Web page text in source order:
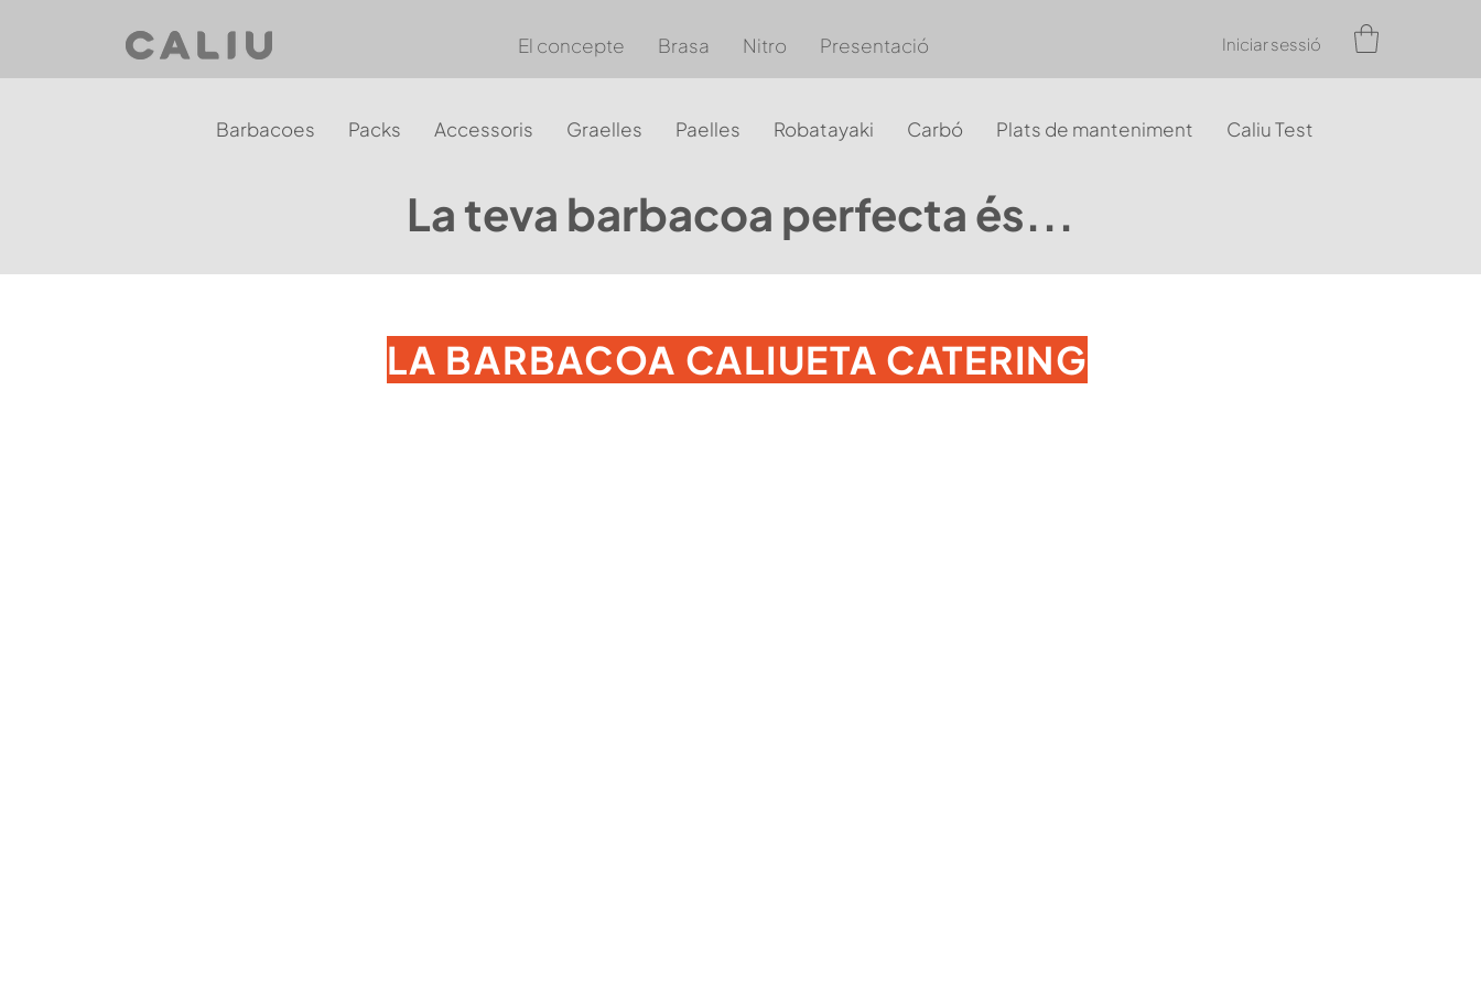
El concepte Brasa Nitro Presentació Iniciar sessió
Barbacoes Packs Accessoris Graelles Paelles Robatayaki Carbó Plats de manteniment Caliu Test
La teva barbacoa perfecta és...
LA BARBACOA CALIUETA CATERING